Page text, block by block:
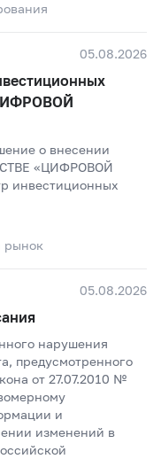
05.08.2026
о внесении
«ЦИФРОВОЙ
инвестиционных
рынок
05.08.2026
нарушения
предусмотренного
от 27.07.2010 №
и
изменений в